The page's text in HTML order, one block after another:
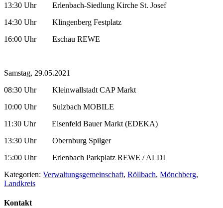
13:30 Uhr Erlenbach-Siedlung Kirche St. Josef
14:30 Uhr Klingenberg Festplatz
16:00 Uhr Eschau REWE
Samstag, 29.05.2021
08:30 Uhr Kleinwallstadt CAP Markt
10:00 Uhr Sulzbach MOBILE
11:30 Uhr Elsenfeld Bauer Markt (EDEKA)
13:30 Uhr Obernburg Spilger
15:00 Uhr Erlenbach Parkplatz REWE / ALDI
Kategorien: Verwaltungsgemeinschaft, Röllbach, Mönchberg,
Landkreis
Kontakt